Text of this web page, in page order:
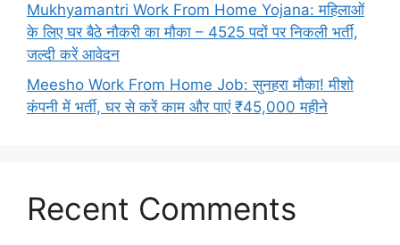
Mukhyamantri Work From Home Yojana: महिलाओं
के लिए घर बैठे नौकरी का मौका – 4525 पदों पर निकली भर्ती,
जल्दी करें आवेदन
Meesho Work From Home Job: सुनहरा मौका! मीशो
कंपनी में भर्ती, घर से करें काम और पाएं ₹45,000 महीने
Recent Comments